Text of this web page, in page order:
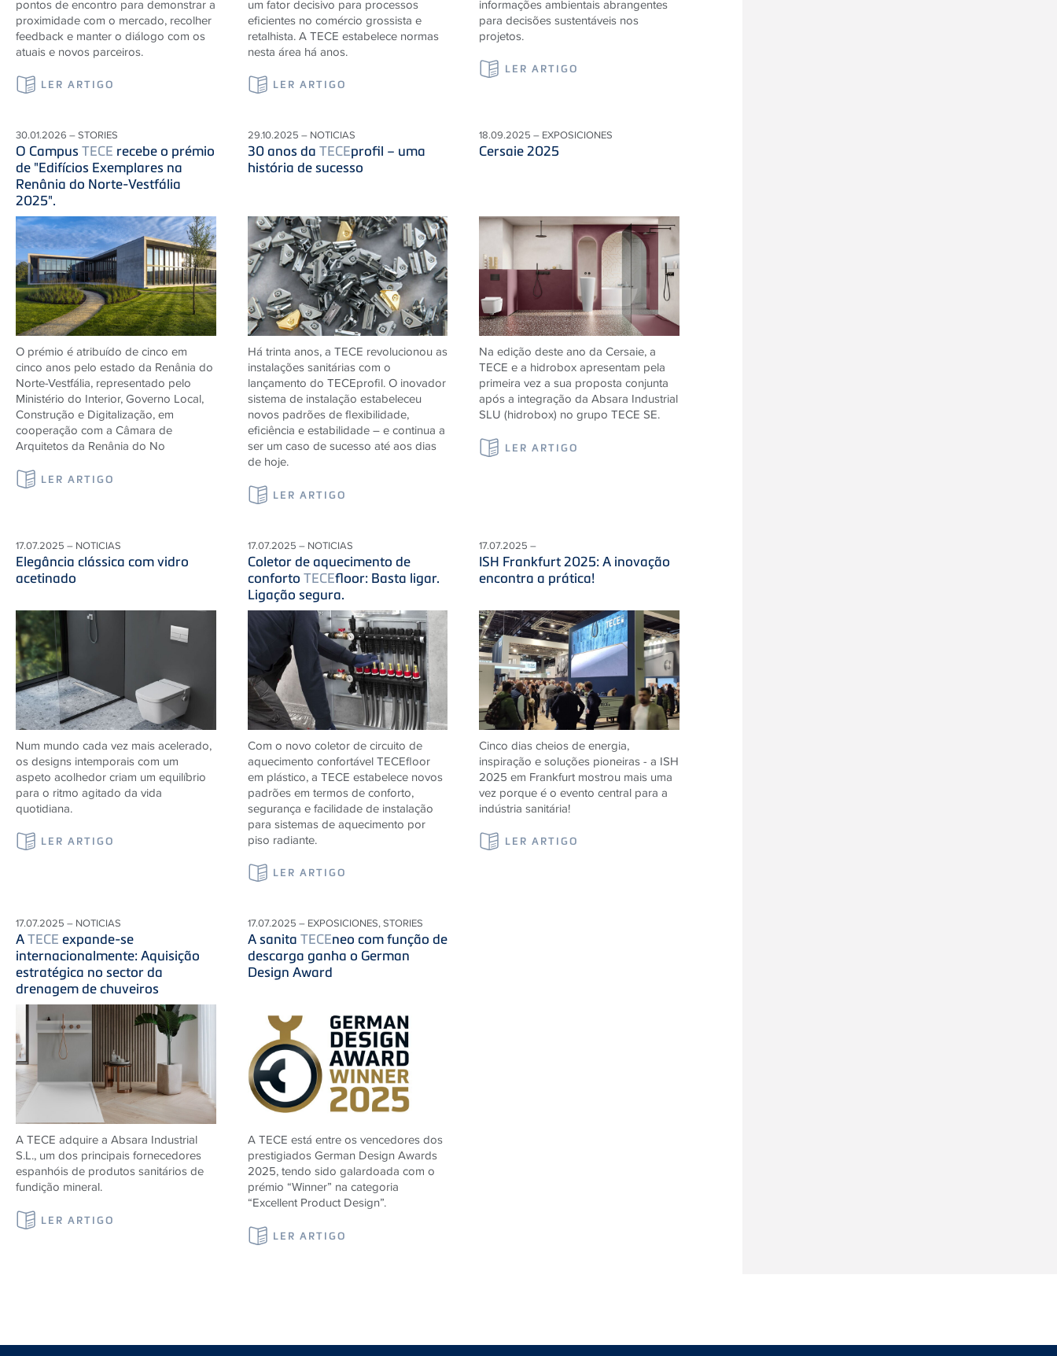
pontos de encontro para demonstrar a
proximidade com o mercado, recolher
feedback e manter o diálogo com os
atuais e novos parceiros.
LER ARTIGO
um fator decisivo para processos
eficientes no comércio grossista e
retalhista. ATECE estabelece normas
nesta área há anos.
LER ARTIGO
informações ambientais abrangentes
para decisões sustentáveis ​​nos
projetos.
LER ARTIGO
30.01.2026 – STORIES
O Campus TECE recebe o prémio
de "Edifícios Exemplares na
Renânia do Norte-Vestfália
2025".
O prémio é atribuído de cinco em
cinco anos pelo estado da Renânia do
Norte-Vestfália, representado pelo
Ministério do Interior, Governo Local,
Construção e Digitalização, em
cooperação com a Câmara de
Arquitetos da Renânia do No
LER ARTIGO
29.10.2025 – NOTICIAS
30 anos da TECEprofil – uma
história de sucesso
Há trinta anos, a TECE revolucionou as
instalações sanitárias com o
lançamento do TECEprofil. O inovador
sistema de instalação estabeleceu
novos padrões de flexibilidade,
eficiência e estabilidade – e continua a
ser um caso de sucesso até aos dias
de hoje.
LER ARTIGO
18.09.2025 – EXPOSICIONES
Cersaie 2025
Na edição deste ano da Cersaie, a
TECE e a hidrobox apresentam pela
primeira vez a sua proposta conjunta
após a integração da Absara Industrial
SLU (hidrobox) no grupo TECE SE.
LER ARTIGO
17.07.2025 – NOTICIAS
Elegância clássica com vidro
acetinado
Num mundo cada vez mais acelerado,
os designs intemporais com um
aspeto acolhedor criam um equilíbrio
para o ritmo agitado da vida
quotidiana.
LER ARTIGO
17.07.2025 – NOTICIAS
Coletor de aquecimento de
conforto TECEfloor: Basta ligar.
Ligação segura.
Com o novo coletor de circuito de
aquecimento confortávelTECEfloor
em plástico, a TECE estabelece novos
padrões em termos de conforto,
segurança e facilidade de instalação
para sistemas de aquecimento por
piso radiante.
LER ARTIGO
17.07.2025 –
ISH Frankfurt 2025: A inovação
encontra a prática!
Cinco dias cheios de energia,
inspiração e soluções pioneiras - a ISH
2025 em Frankfurt mostrou mais uma
vez porque é o evento central para a
indústria sanitária!
LER ARTIGO
17.07.2025 – NOTICIAS
ATECE expande-se
internacionalmente: Aquisição
estratégica no sector da
drenagem de chuveiros
A TECE adquire a Absara Industrial
S.L., um dos principais fornecedores
espanhóis de produtos sanitários de
fundição mineral.
LER ARTIGO
17.07.2025 – EXPOSICIONES, STORIES
A sanita TECEneo com função de
descarga ganha o German
Design Award
A TECE está entre os vencedores dos
prestigiados German Design Awards
2025, tendo sido galardoada com o
prémio “Winner” na categoria
“Excellent Product Design”.
LER ARTIGO